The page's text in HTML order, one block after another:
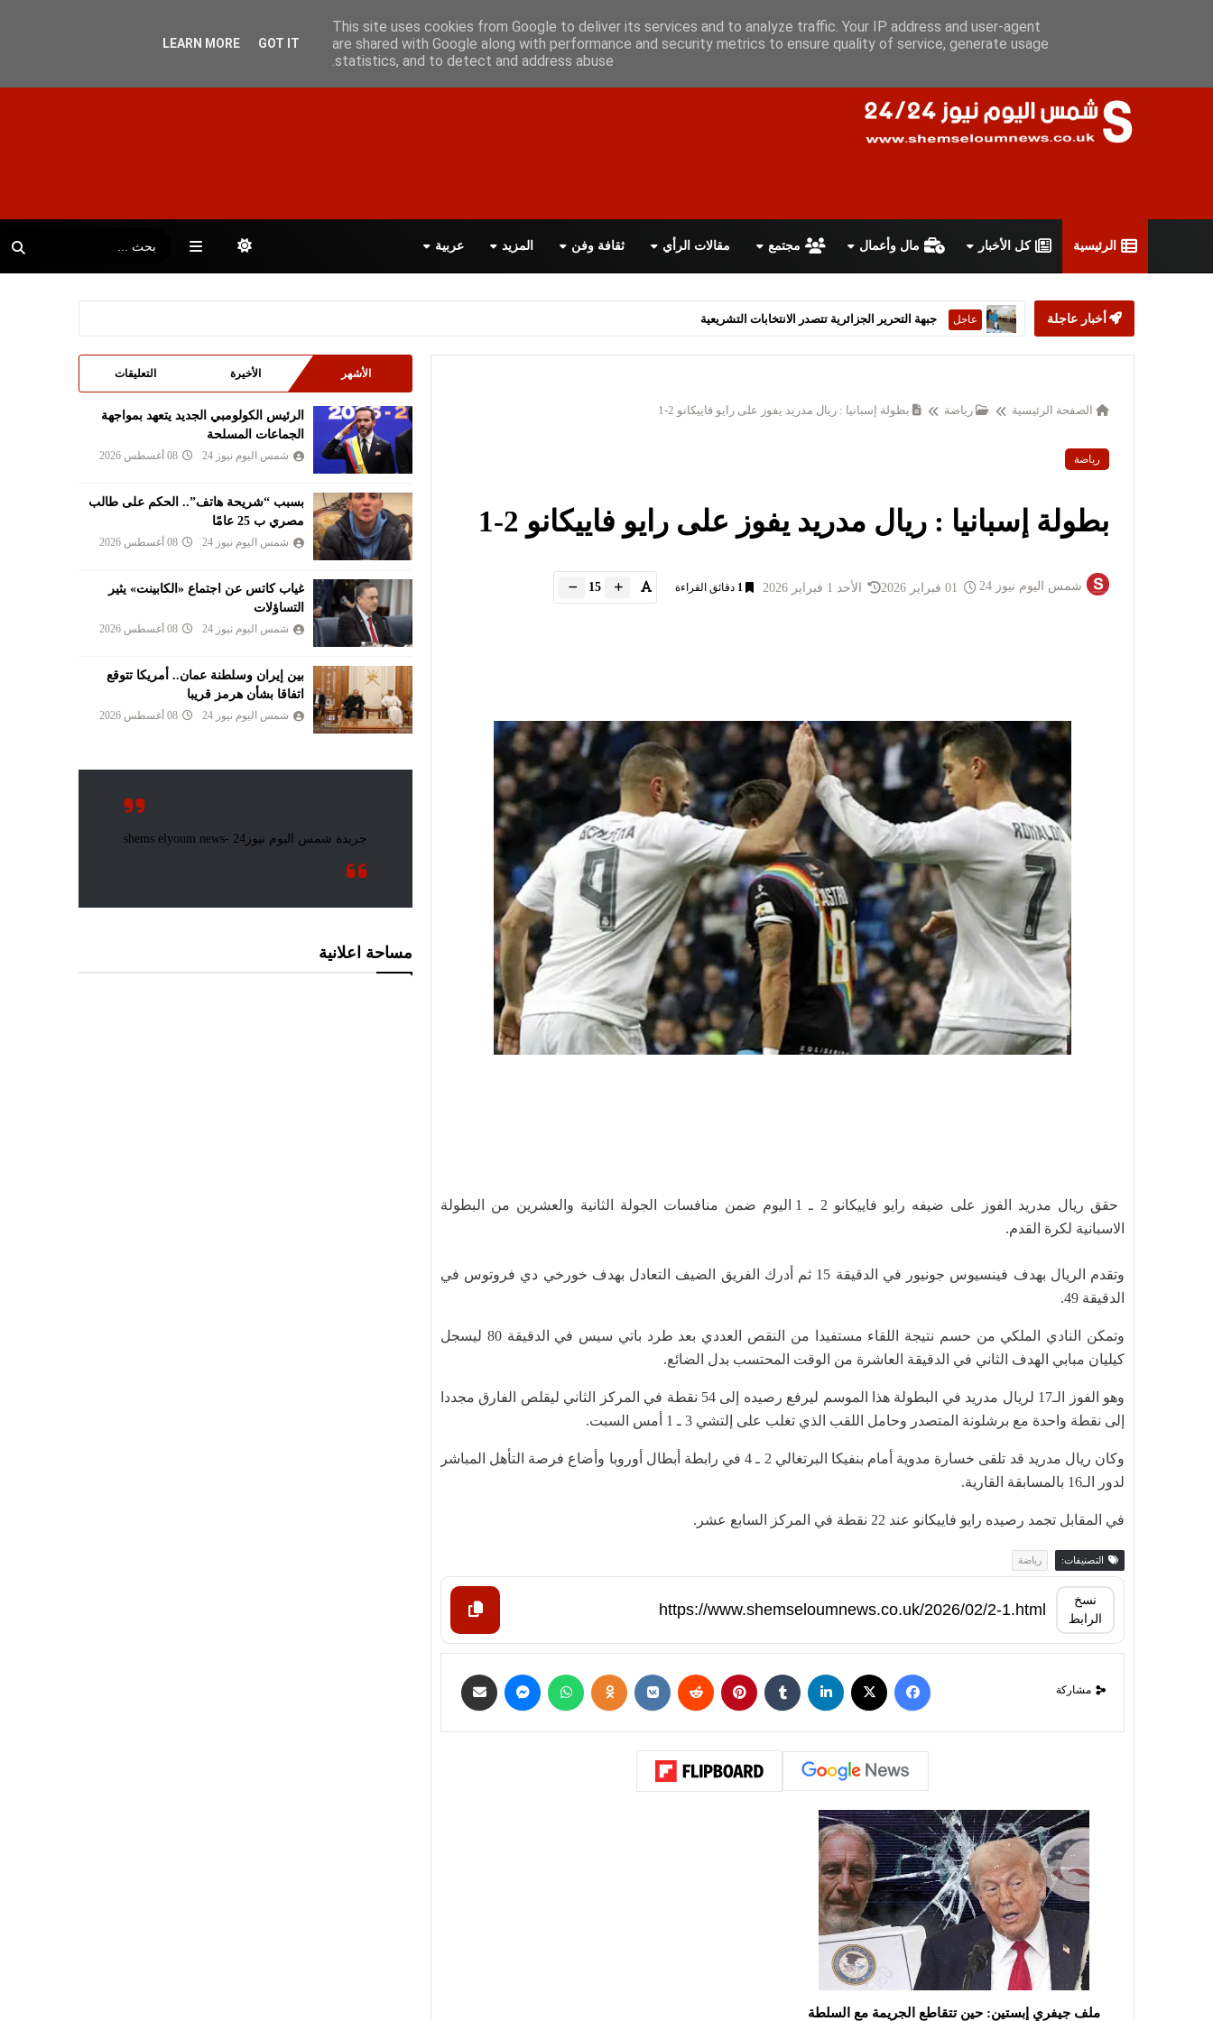
سياسة الخصوصية اتفاقية الاستخدام أعلن معانا اتصل بنا اقرأ الصحيفة PDF
الرئيسية كل الأخبار مال وأعمال مجتمع مقالات الرأي ثقافة وفن المزيد عربية
أخبار عاجلة عاجل ستارمر يعلن استقالته من رئاسة الحكومة البريطانية
الصفحة الرئيسية رياضة بطولة إسبانيا : ريال مدريد يفوز على رايو فاييكانو 2-1
رياضة
بطولة إسبانيا : ريال مدريد يفوز على رايو فاييكانو 2-1
شمس اليوم نيوز 24 الأحد 1 فبراير 2026 1 دقائق القراءة 15
حقق ريال مدريد الفوز على ضيفه رايو فاييكانو 2 ـ 1 اليوم ضمن منافسات الجولة الثانية والعشرين من البطولة
الاسبانية لكرة القدم.
وتقدم الريال بهدف فينسيوس جونيور في الدقيقة 15 ثم أدرك الفريق الضيف التعادل بهدف خورخي دي فروتوس في
الدقيقة 49.
وتمكن النادي الملكي من حسم نتيجة اللقاء مستفيدا من النقص العددي بعد طرد باتي سيس في الدقيقة 80 ليسجل
كيليان مبابي الهدف الثاني في الدقيقة العاشرة من الوقت المحتسب بدل الضائع.
وهو الفوز الـ17 لريال مدريد في البطولة هذا الموسم ليرفع رصيده إلى 54 نقطة في المركز الثاني ليقلص الفارق مجددا
إلى نقطة واحدة مع برشلونة المتصدر وحامل اللقب الذي تغلب على إلتشي 3 ـ 1 أمس السبت.
وكان ريال مدريد قد تلقى خسارة مدوية أمام بنفيكا البرتغالي 2 ـ 4 في رابطة أبطال أوروبا وأضاع فرصة التأهل المباشر
لدور الـ16 بالمسابقة القارية.
في المقابل تجمد رصيده رايو فاييكانو عند 22 نقطة في المركز السابع عشر.
التصنيفات: رياضة
نسخ
الرابط
مشاركة
ملف جيفري إبستين: حين تتقاطع الجريمة مع السلطة
الأشهر الأخيرة التعليقات
الرئيس الكولومبي الجديد يتعهد بمواجهة
الجماعات المسلحة
شمس اليوم نيوز 24 08 أغسطس 2026
بسبب “شريحة هاتف”.. الحكم على طالب
مصري ب 25 عامًا
شمس اليوم نيوز 24 08 أغسطس 2026
غياب كاتس عن اجتماع «الكابينت» يثير
التساؤلات
شمس اليوم نيوز 24 08 أغسطس 2026
بين إيران وسلطنة عمان.. أمريكا تتوقع
اتفاقا بشأن هرمز قريبا
شمس اليوم نيوز 24 08 أغسطس 2026
مساحة اعلانية
This site uses cookies from Google to deliver its services and to analyze traffic. Your IP address and user-agent
are shared with Google along with performance and security metrics to ensure quality of service, generate usage
statistics, and to detect and address abuse.
LEARN MORE GOT IT